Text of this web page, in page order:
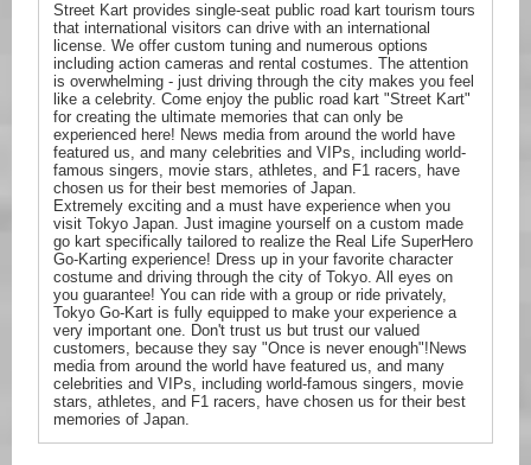
Street Kart provides single-seat public road kart tourism tours
that international visitors can drive with an international
license. We offer custom tuning and numerous options
including action cameras and rental costumes. The attention
is overwhelming - just driving through the city makes you feel
like a celebrity. Come enjoy the public road kart "Street Kart"
for creating the ultimate memories that can only be
experienced here! News media from around the world have
featured us, and many celebrities and VIPs, including world-
famous singers, movie stars, athletes, and F1 racers, have
chosen us for their best memories of Japan.
Extremely exciting and a must have experience when you
visit Tokyo Japan. Just imagine yourself on a custom made
go kart specifically tailored to realize the Real Life SuperHero
Go-Karting experience! Dress up in your favorite character
costume and driving through the city of Tokyo. All eyes on
you guarantee! You can ride with a group or ride privately,
Tokyo Go-Kart is fully equipped to make your experience a
very important one. Don't trust us but trust our valued
customers, because they say "Once is never enough"!News
media from around the world have featured us, and many
celebrities and VIPs, including world-famous singers, movie
stars, athletes, and F1 racers, have chosen us for their best
memories of Japan.